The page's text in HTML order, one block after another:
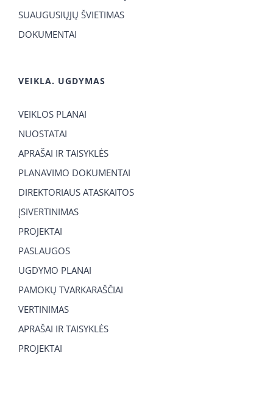
SUAUGUSIŲJŲ ŠVIETIMAS
DOKUMENTAI
VEIKLA. UGDYMAS
VEIKLOS PLANAI
NUOSTATAI
APRAŠAI IR TAISYKLĖS
PLANAVIMO DOKUMENTAI
DIREKTORIAUS ATASKAITOS
ĮSIVERTINIMAS
PROJEKTAI
PASLAUGOS
UGDYMO PLANAI
PAMOKŲ TVARKARAŠČIAI
VERTINIMAS
APRAŠAI IR TAISYKLĖS
PROJEKTAI